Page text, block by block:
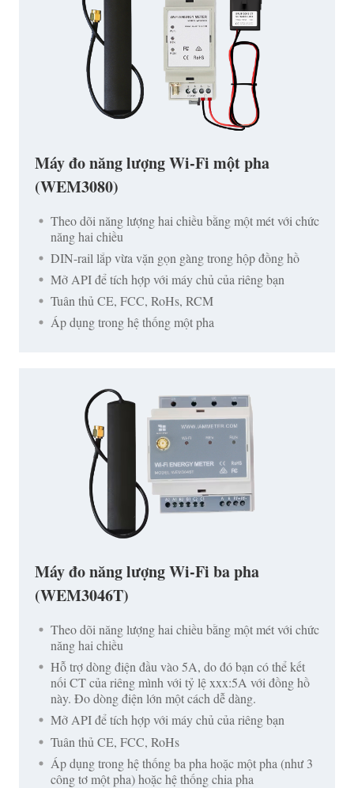
Máy đo năng lượng Wi-Fi một pha
(WEM3080)
Theo dõi năng lượng hai chiều bằng một mét với chức
năng hai chiều
DIN-rail lắp vừa vặn gọn gàng trong hộp đồng hồ
Mở API để tích hợp với máy chủ của riêng bạn
Tuân thủ CE, FCC, RoHs, RCM
Áp dụng trong hệ thống một pha
Máy đo năng lượng Wi-Fi ba pha
(WEM3046T)
Theo dõi năng lượng hai chiều bằng một mét với chức
năng hai chiều
Hỗ trợ dòng điện đầu vào 5A, do đó bạn có thể kết
nối CT của riêng mình với tỷ lệ xxx:5A với đồng hồ
này. Đo dòng điện lớn một cách dễ dàng.
Mở API để tích hợp với máy chủ của riêng bạn
Tuân thủ CE, FCC, RoHs
Áp dụng trong hệ thống ba pha hoặc một pha (như 3
công tơ một pha) hoặc hệ thống chia pha